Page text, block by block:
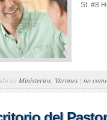
St. #8
en Ministerios Varones | no